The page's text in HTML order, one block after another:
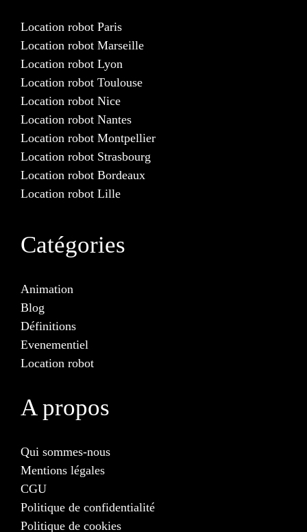
Location robot Paris
Location robot Marseille
Location robot Lyon
Location robot Toulouse
Location robot Nice
Location robot Nantes
Location robot Montpellier
Location robot Strasbourg
Location robot Bordeaux
Location robot Lille
Catégories
Animation
Blog
Définitions
Evenementiel
Location robot
A propos
Qui sommes-nous
Mentions légales
CGU
Politique de confidentialité
Politique de cookies